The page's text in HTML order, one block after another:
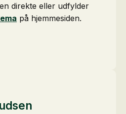
direkte eller udfylder
på hjemmesiden.